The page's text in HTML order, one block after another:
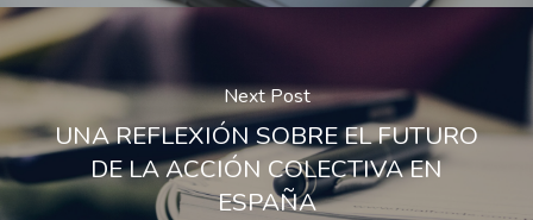
Next Post
UNA REFLEXIÓN SOBRE EL FUTURO
DE LA ACCIÓN COLECTIVA EN
ESPAÑA